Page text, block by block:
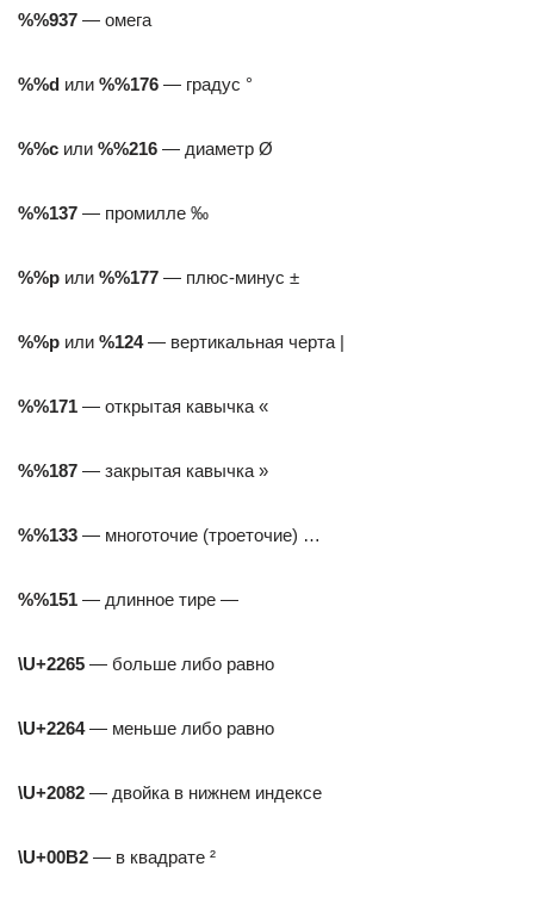
%%937 — омега
%%d или %%176 — градус °
%%с или %%216 — диаметр Ø
%%137 — промилле ‰
%%р или %%177 — плюс-минус ±
%%р или %124— вертикальная черта |
%%171 — открытая кавычка «
%%187 — закрытая кавычка »
%%133 — многоточие (троеточие) …
%%151 — длинное тире —
\U+2265 — больше либо равно
\U+2264— меньше либо равно
\U+2082 — двойка в нижнем индексе
\U+00B2 — в квадрате ²